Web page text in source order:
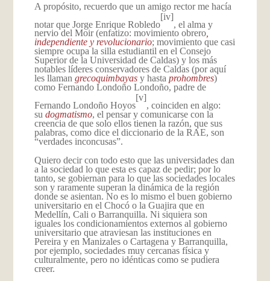
A propósito, recuerdo que un amigo rector me hacía
notar que Jorge Enrique Robledo
[iv]
, el alma y
nervio del Moir (enfatizo: movimiento obrero,
independiente y revolucionario; movimiento que casi
siempre ocupa la silla estudiantil en el Consejo
Superior de la Universidad de Caldas) y los más
notables líderes conservadores de Caldas (por aquí
les llaman grecoquimbayas y hasta prohombres)
como Fernando Londoño Londoño, padre de
Fernando Londoño Hoyos
[v]
, coinciden en algo:
su dogmatismo, el pensar y comunicarse con la
creencia de que solo ellos tienen la razón, que sus
palabras, como dice el diccionario de la RAE, son
“verdades inconcusas”.
Quiero decir con todo esto que las universidades dan
a la sociedad lo que esta es capaz de pedir; por lo
tanto, se gobiernan para lo que las sociedades locales
son y raramente superan la dinámica de la región
donde se asientan. No es lo mismo el buen gobierno
universitario en el Chocó o la Guajira que en
Medellín, Cali o Barranquilla. Ni siquiera son
iguales los condicionamientos externos al gobierno
universitario que atraviesan las instituciones en
Pereira y en Manizales o Cartagena y Barranquilla,
por ejemplo, sociedades muy cercanas física y
culturalmente, pero no idénticas como se pudiera
creer.